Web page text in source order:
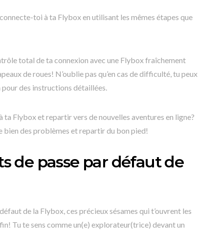
toi à ta Flybox en utilisant les mêmes étapes que
total de ta connexion avec une Flybox fraîchement
de roues! N’oublie pas qu’en cas de difficulté, tu peux
des instructions détaillées.
Flybox et repartir vers de nouvelles aventures en ligne?
bien des problèmes et repartir du bon pied!
de passe par défaut de
de la Flybox, ces précieux sésames qui t’ouvrent les
Tu te sens comme un(e) explorateur(trice) devant un